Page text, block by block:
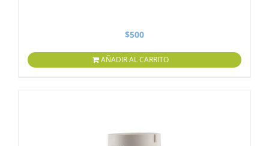
$500
AÑADIR AL CARRITO